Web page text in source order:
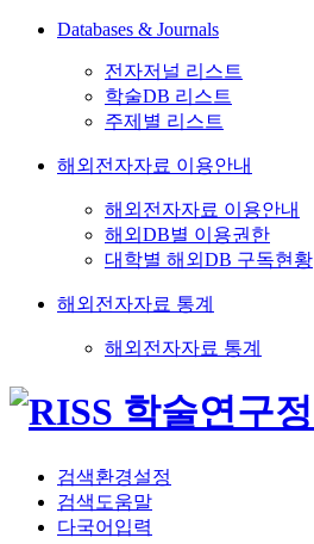
Databases & Journals
전자저널 리스트
학술DB 리스트
주제별 리스트
해외전자자료 이용안내
해외전자자료 이용안내
해외DB별 이용권한
대학별 해외DB 구독현황
해외전자자료 통계
해외전자자료 통계
검색환경설정
검색도움말
다국어입력